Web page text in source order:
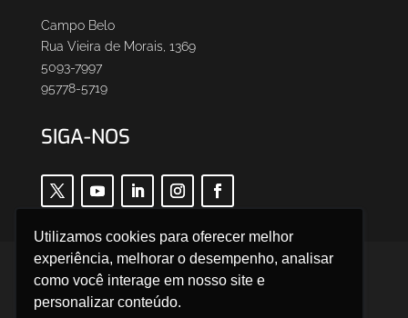
Utilizamos cookies para oferecer melhor
experiência, melhorar o desempenho, analisar
como você interage em nosso site e
personalizar conteúdo.
Campo Belo
Rua Vieira de Morais, 1369
5093-7997
95778-5719
SIGA-NOS
Trabalhe Conosco
Canal do Colaborador
SAC
Política de Privacidade
Termos de Uso
Parceiros Leven
Cadastro de Fornecedor